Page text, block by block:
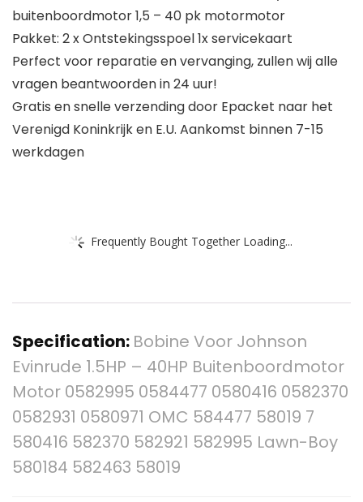
buitenboordmotor 1,5 – 40 pk motormotor
Pakket: 2 x Ontstekingsspoel 1x servicekaart
Perfect voor reparatie en vervanging, zullen wij alle
vragen beantwoorden in 24 uur!
Gratis en snelle verzending door Epacket naar het
Verenigd Koninkrijk en E.U. Aankomst binnen 7-15
werkdagen
Frequently Bought Together Loading...
Specification: Bobine Voor Johnson
Evinrude 1.5HP – 40HP Buitenboordmotor
Motor 0582995 0584477 0580416 0582370
0582931 0580971 OMC 584477 58019 7
580416 582370 582921 582995 Lawn-Boy
580184 582463 58019